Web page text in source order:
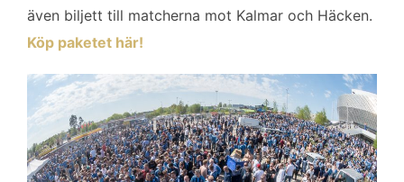
även biljett till matcherna mot Kalmar och Häcken.
Köp paketet här!